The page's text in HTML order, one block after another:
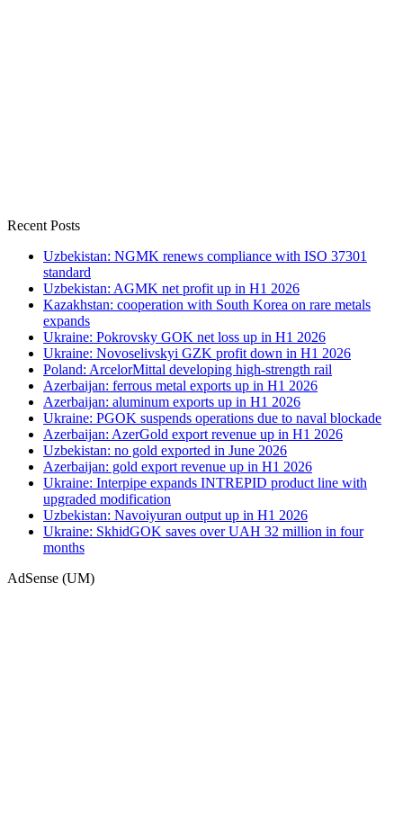
Recent Posts
Uzbekistan: NGMK renews compliance with ISO 37301
standard
Uzbekistan: AGMK net profit up in H1 2026
Kazakhstan: cooperation with South Korea on rare metals
expands
Ukraine: Pokrovsky GOK net loss up in H1 2026
Ukraine: Novoselivskyi GZK profit down in H1 2026
Poland: ArcelorMittal developing high-strength rail
Azerbaijan: ferrous metal exports up in H1 2026
Azerbaijan: aluminum exports up in H1 2026
Ukraine: PGOK suspends operations due to naval blockade
Azerbaijan: AzerGold export revenue up in H1 2026
Uzbekistan: no gold exported in June 2026
Azerbaijan: gold export revenue up in H1 2026
Ukraine: Interpipe expands INTREPID product line with
upgraded modification
Uzbekistan: Navoiyuran output up in H1 2026
Ukraine: SkhidGOK saves over UAH 32 million in four
months
AdSense (UM)